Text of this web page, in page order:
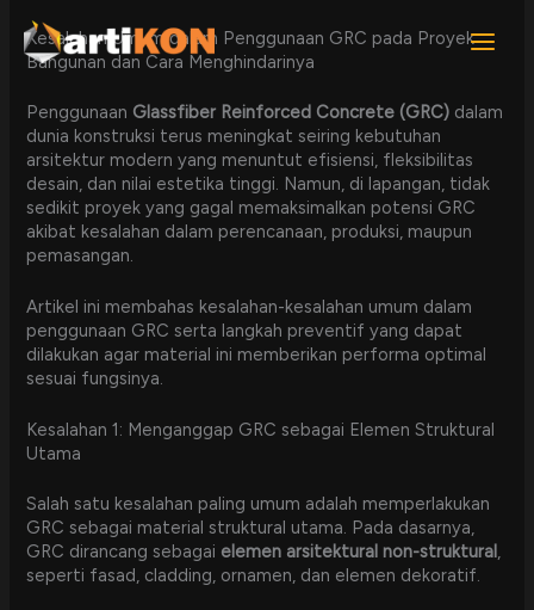
konten
Kesalahan Umum dalam Penggunaan GRC pada Proyek
Bangunan dan Cara Menghindarinya
Penggunaan Glassfiber Reinforced Concrete (GRC) dalam
dunia konstruksi terus meningkat seiring kebutuhan
arsitektur modern yang menuntut efisiensi, fleksibilitas
desain, dan nilai estetika tinggi. Namun, di lapangan, tidak
sedikit proyek yang gagal memaksimalkan potensi GRC
akibat kesalahan dalam perencanaan, produksi, maupun
pemasangan.
Artikel ini membahas kesalahan-kesalahan umum dalam
penggunaan GRC serta langkah preventif yang dapat
dilakukan agar material ini memberikan performa optimal
sesuai fungsinya.
Kesalahan 1: Menganggap GRC sebagai Elemen Struktural
Utama
Salah satu kesalahan paling umum adalah memperlakukan
GRC sebagai material struktural utama. Pada dasarnya,
GRC dirancang sebagai elemen arsitektural non-struktural ,
seperti fasad, cladding, ornamen, dan elemen dekoratif.